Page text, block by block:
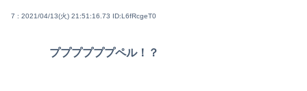
7 : 2021/04/13(火) 21:51:16.73 ID:L6fRcgeT0
ププププププペル！？